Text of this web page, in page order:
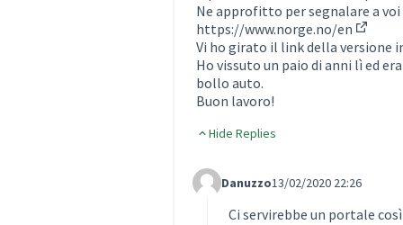
Ne approfitto per segnalare a
https://www.norge.no/en
Vi ho girato il link della versione
Ho vissuto un paio di anni lì ed
bollo auto.
Buon lavoro!
Hide Replies
Comment Label Reply
Danuzzo13/02/2020 22:26
Ci servirebbe un portale